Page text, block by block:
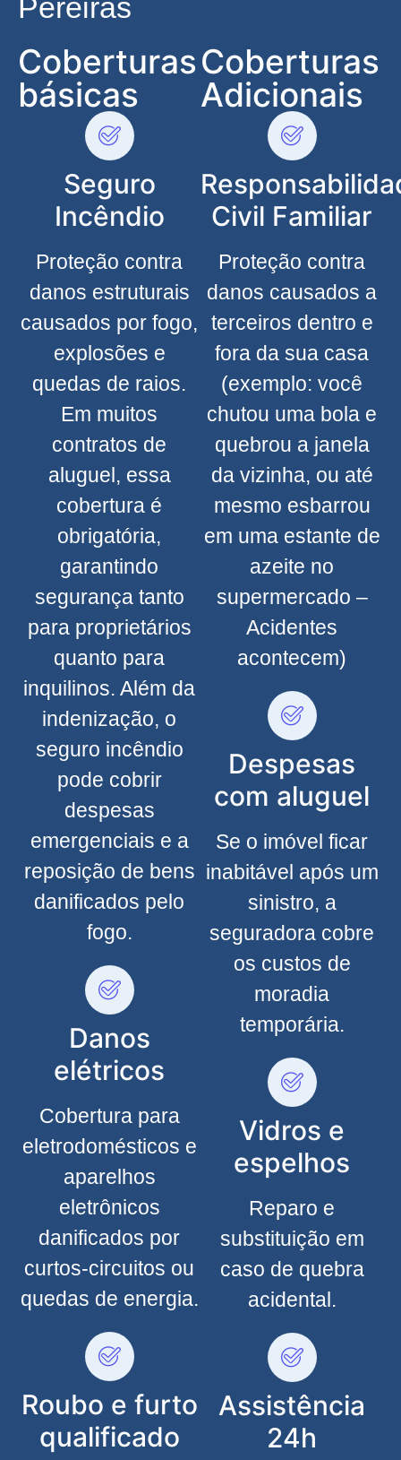
Coberturas
básicas
Seguro
Incêndio
Proteção contra
danos estruturais
causados por fogo,
explosões e
quedas de raios.
Em muitos
contratos de
aluguel, essa
cobertura é
obrigatória,
garantindo
segurança tanto
para proprietários
quanto para
inquilinos. Além da
indenização, o
seguro incêndio
pode cobrir
despesas
emergenciais e a
reposição de bens
danificados pelo
fogo.
Danos
elétricos
Cobertura para
eletrodomésticos e
aparelhos
eletrônicos
danificados por
curtos-circuitos ou
quedas de energia.
Roubo e furto
qualificado
Coberturas
Adicionais
Civil Familiar
Proteção contra
danos causados a
terceiros dentro e
fora da sua casa
(exemplo: você
chutou uma bola e
quebrou a janela
da vizinha, ou até
mesmo esbarrou
em uma estante de
azeite no
supermercado –
Acidentes
acontecem)
Despesas
com aluguel
Se o imóvel ficar
inabitável após um
sinistro, a
seguradora cobre
os custos de
moradia
temporária.
Vidros e
espelhos
Reparo e
substituição em
caso de quebra
acidental.
Assistência
24h